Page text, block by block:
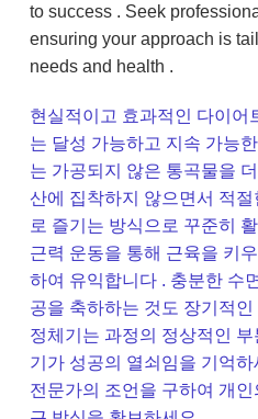
to success . Seek
ensuring your approach is
needs and health .
현실적이고 효과적인 다이어
는 달성 가능하고 지속 가능
는 가공되지 않은 통곡물을
산에 집착하지 않으면서 적
로 즐기는 방식으로 꾸준히
근력 운동을 통해 근육을 키
하여 유익합니다 . 충분한 수
공을 축하하는 것도 장기적
정체기는 과정의 정상적인
기가 성공의 열쇠임을 기억
전문가의 조언을 구하여 개